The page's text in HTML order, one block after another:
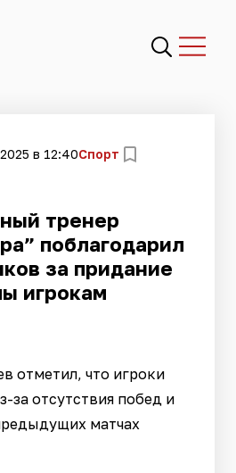
в 12:40Спорт
тренер
поблагодарил
за придание
игрокам
отметил, что игроки
за отсутствия побед и
матчах